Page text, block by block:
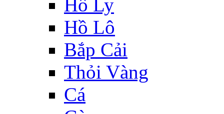
Hồ Ly
Hồ Lô
Bắp Cải
Thỏi Vàng
Cá